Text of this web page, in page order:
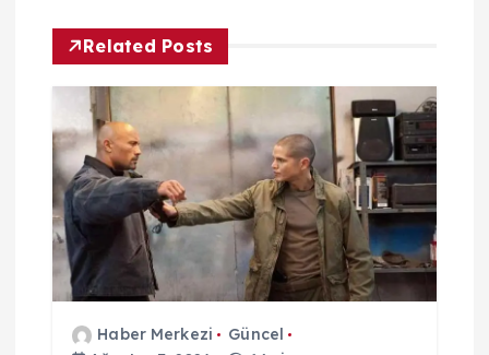
n
m
e
s
Related Posts
Haber Merkezi
Güncel